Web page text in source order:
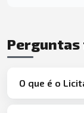
O que é o